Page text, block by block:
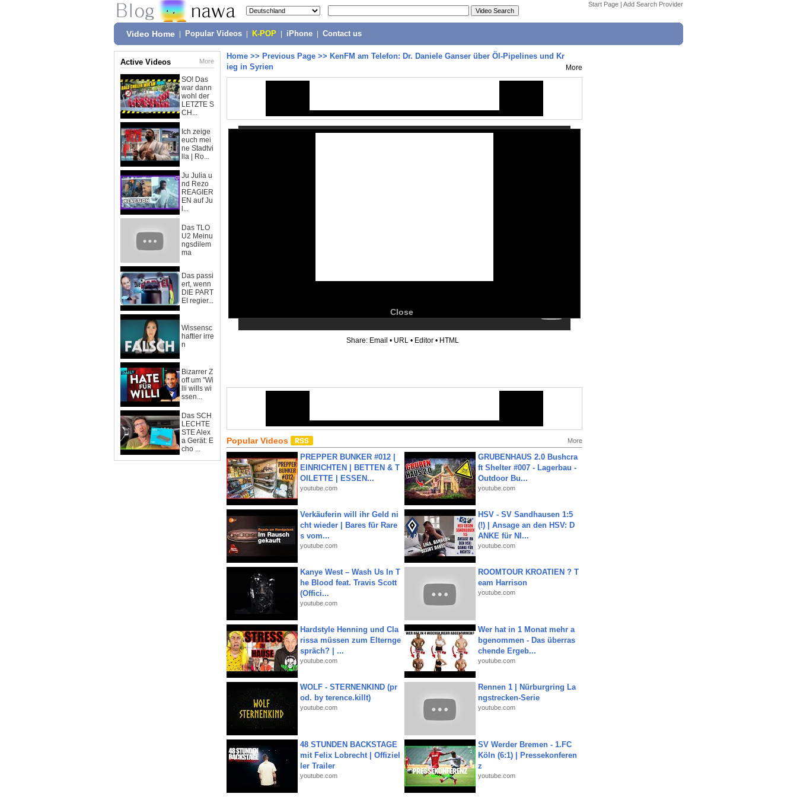
Start Page | Add Search Provider
Video Home Popular Videos K-POP iPhone Contact us
Active Videos More
SO! Das
war dann
wohl der
LETZTE S
CH...
Ich zeige
euch mei
ne Stadtvi
lla | Ro...
Ju Julia u
nd Rezo
REAGIER
EN auf Ju
l...
Das TLO
U2 Meinu
ngsdilem
ma
Das passi
ert, wenn
DIE PART
EI regier...
Wissensc
haftler irre
n
Bizarrer Z
off um "Wi
lli wills wi
ssen...
Das SCH
LECHTE
STE Alex
a Gerät: E
cho ...
Home >> Previous Page >> KenFM am Telefon: Dr. Daniele Ganser über Öl-Pipelines und Kr
ieg in Syrien
More
Close
Share: Email • URL • Editor • HTML
Popular Videos More
PREPPER BUNKER #012 |
EINRICHTEN | BETTEN & T
OILETTE | ESSEN...
youtube.com
GRUBENHAUS 2.0 Bushcra
ft Shelter #007 - Lagerbau -
Outdoor Bu...
youtube.com
Verkäuferin will ihr Geld ni
cht wieder | Bares für Rare
s vom...
youtube.com
HSV - SV Sandhausen 1:5
(!) | Ansage an den HSV: D
ANKE für NI...
youtube.com
Kanye West – Wash Us In T
he Blood feat. Travis Scott
(Offici...
youtube.com
ROOMTOUR KROATIEN ? T
eam Harrison
youtube.com
Hardstyle Henning und Cla
rissa müssen zum Elternge
spräch? | ...
youtube.com
Wer hat in 1 Monat mehr a
bgenommen - Das überras
chende Ergeb...
youtube.com
WOLF - STERNENKIND (pr
od. by terence.killt)
youtube.com
Rennen 1 | Nürburgring La
ngstrecken-Serie
youtube.com
48 STUNDEN BACKSTAGE
mit Felix Lobrecht | Offiziel
ler Trailer
youtube.com
SV Werder Bremen - 1.FC
Köln (6:1) | Pressekonferen
z
youtube.com